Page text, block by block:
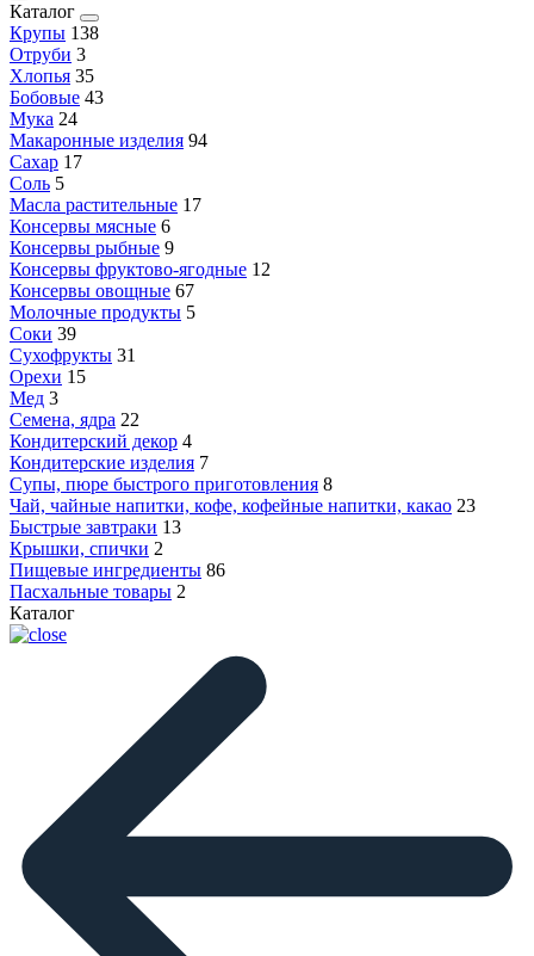
Каталог
Крупы 138
Отруби 3
Хлопья 35
Бобовые 43
Мука 24
Макаронные изделия 94
Сахар 17
Соль 5
Масла растительные 17
Консервы мясные 6
Консервы рыбные 9
Консервы фруктово-ягодные 12
Консервы овощные 67
Молочные продукты 5
Соки 39
Сухофрукты 31
Орехи 15
Мед 3
Семена, ядра 22
Кондитерский декор 4
Кондитерские изделия 7
Супы, пюре быстрого приготовления 8
Чай, чайные напитки, кофе, кофейные напитки, какао 23
Быстрые завтраки 13
Крышки, спички 2
Пищевые ингредиенты 86
Пасхальные товары 2
Каталог